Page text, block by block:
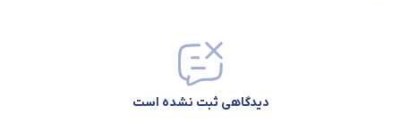
دیدگاهی ثبت نشده است